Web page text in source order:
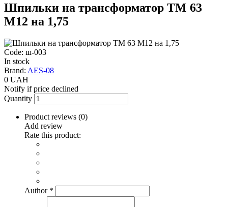
Шпильки на трансформатор ТМ 63
М12 на 1,75
Code: ш-003
In stock
Brand: AES-08
0 UAH
Notify if price declined
Quantity
Product reviews (0)
Add review
Rate this product:
Author *